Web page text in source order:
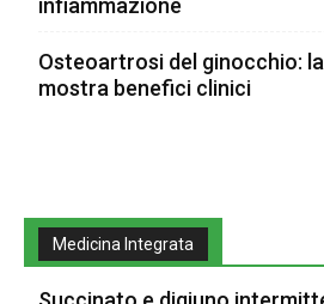
Osteoartrosi del ginocchio:
mostra benefici clinici
Medicina Integrata